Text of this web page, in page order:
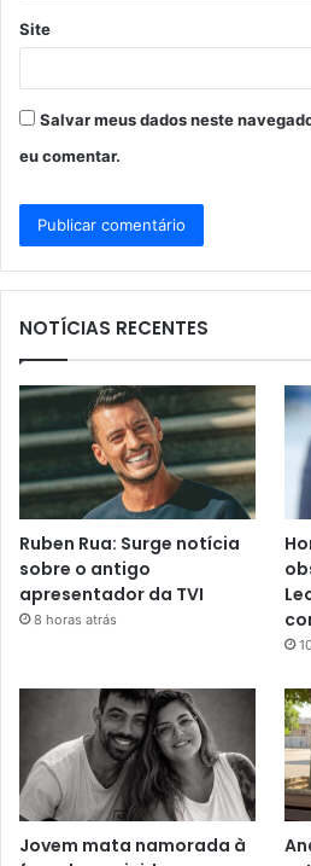
Site
Salvar meus dados neste
eu comentar.
NOTÍCIAS RECENTES
Ruben Rua: Surge notícia
sobre o antigo
apresentador da TVI
8 horas atrás
Jovem mata namorada à